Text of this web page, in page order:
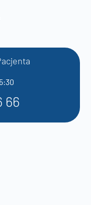
66